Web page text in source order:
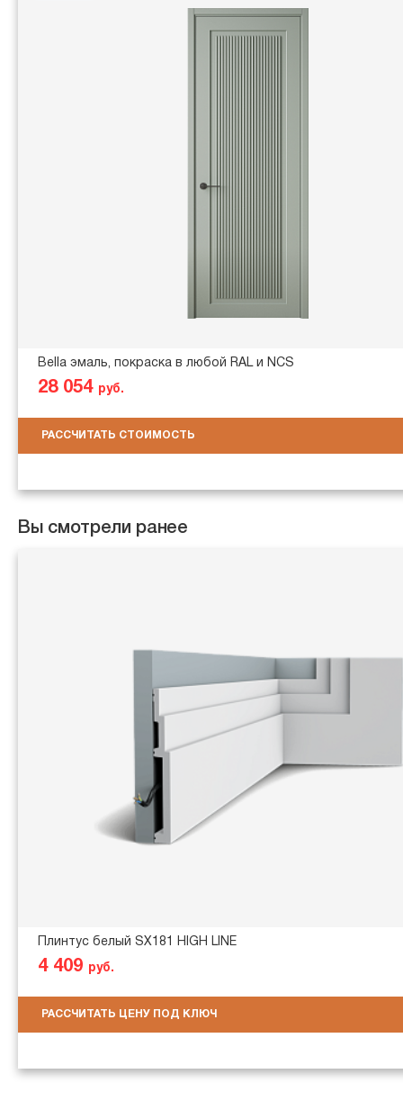
Bella эмаль, покраска в любой RAL и NCS
28 054 руб.
РАССЧИТАТЬ СТОИМОСТЬ
Вы смотрели ранее
Плинтус белый SX181 HIGH LINE
4 409 руб.
РАССЧИТАТЬ ЦЕНУ ПОД КЛЮЧ